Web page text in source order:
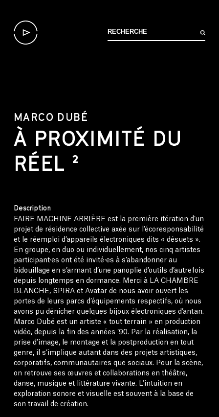
MARCO DUBÉ
À PROXIMITÉ DU
RÉEL ²
Description
FAIRE MACHINE ARRIÈRE est la première itération d’un
projet de résidence collective axée sur l’écoresponsabilité
et le réemploi d’appareils électroniques dits « désuets ».
En groupe, en duo ou individuellement, nos cinq artistes
participant·es ont été invité·es à s’abandonner au
bidouillage en s’armant d’une panoplie d’outils d’autrefois
depuis longtemps en dormance. Merci à LA CHAMBRE
BLANCHE, SPIRA et Avatar de nous avoir ouvert les
portes de leurs parcs d’équipements respectifs, où nous
avons pu dénicher quelques bijoux électroniques d’antan.
Marco Dubé est un artiste « tout terrain » en production
vidéo, depuis la fin des années ’90. Par la réalisation, la
prise d’image, le montage et la postproduction en tout
genre, il s’implique autant dans des projets artistiques,
corporatifs, communautaires que sociaux. Pour la scène,
on retrouve ses œuvres et collaborations en théâtre,
danse, musique et littérature vivante. L’intuition en
exploration sonore et visuelle est souvent à la base de
son travail de création.